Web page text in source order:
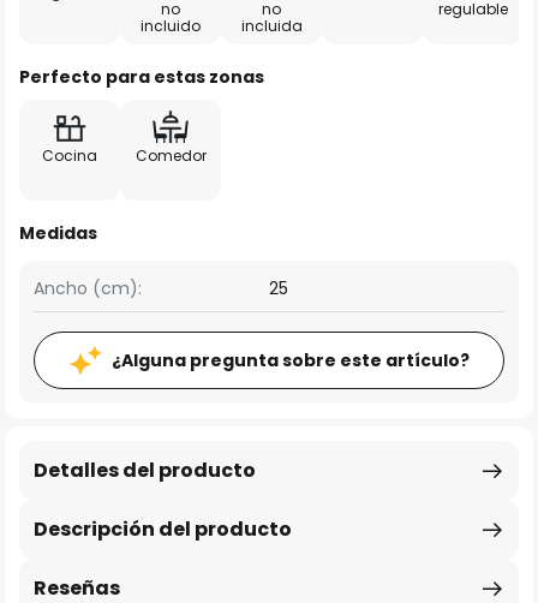
no
incluido
no
incluida
regulable
Perfecto para estas zonas
Cocina Comedor
Medidas
Ancho (cm): 25
¿Alguna pregunta sobre este artículo?
Descripción del producto
Detalles del producto
Reseñas